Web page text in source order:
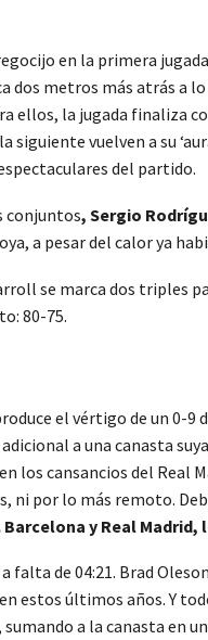
en la primera
dos metros más atrás a
ellos, la jugada finaliza
siguiente vuelven a su
del partido.
conjuntos, Sergio
a pesar del calor ya
se marca dos triples
80-75.
el vértigo de un 0-9
a una canasta
los cansancios del Real
ni por lo más remoto.
Barcelona y Real
falta de 04:21. Brad
estos últimos años. Y
sumando a la canasta en